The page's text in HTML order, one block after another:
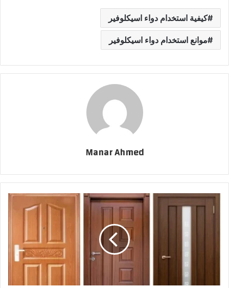
كيفية استخدام دواء اسيكلوفير
موانع استخدام دواء اسيكلوفير
Manar Ahmed